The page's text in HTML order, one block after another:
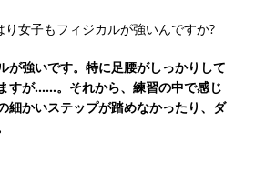
女子もフィジカルが強いんですか?
が強いです。特に足腰がしっかりして
すが……。それから、練習の中で感じ
細かいステップが踏めなかったり、ダ